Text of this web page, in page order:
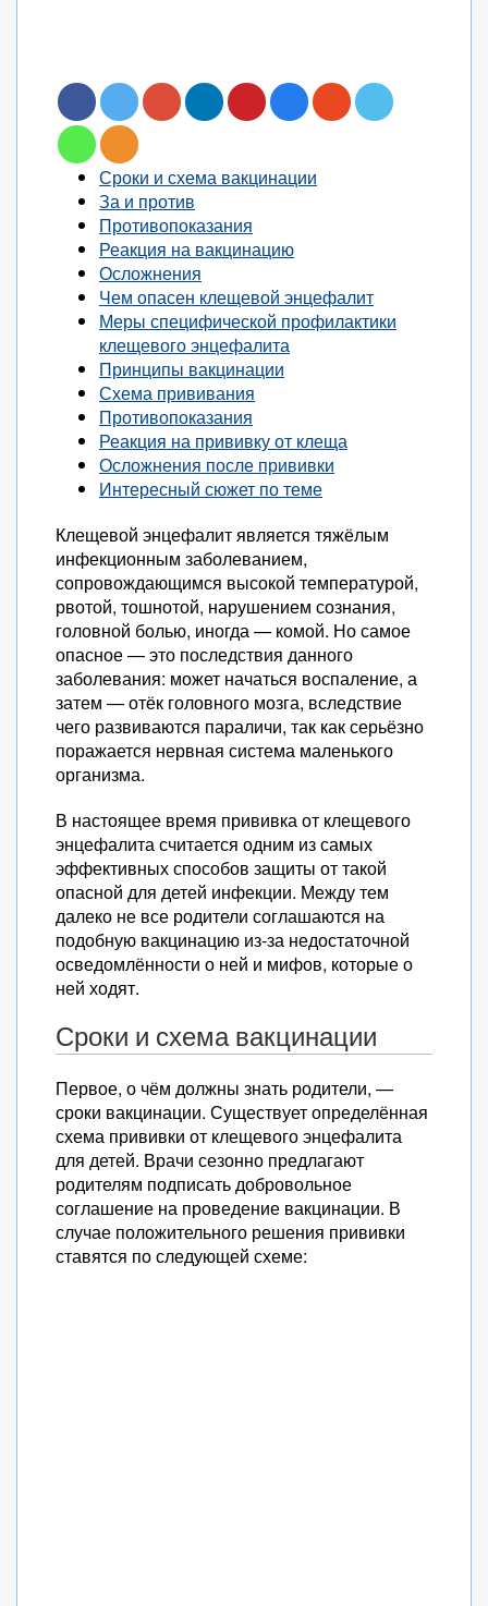
Сроки и схема вакцинации
За и против
Противопоказания
Реакция на вакцинацию
Осложнения
Чем опасен клещевой энцефалит
Меры специфической профилактики
клещевого энцефалита
Принципы вакцинации
Схема прививания
Противопоказания
Реакция на прививку от клеща
Осложнения после прививки
Интересный сюжет по теме
Клещевой энцефалит является тяжёлым
инфекционным заболеванием,
сопровождающимся высокой температурой,
рвотой, тошнотой, нарушением сознания,
головной болью, иногда — комой. Но самое
опасное — это последствия данного
заболевания: может начаться воспаление, а
затем — отёк головного мозга, вследствие
чего развиваются параличи, так как серьёзно
поражается нервная система маленького
организма.
В настоящее время прививка от клещевого
энцефалита считается одним из самых
эффективных способов защиты от такой
опасной для детей инфекции. Между тем
далеко не все родители соглашаются на
подобную вакцинацию из-за недостаточной
осведомлённости о ней и мифов, которые о
ней ходят.
Сроки и схема вакцинации
Первое, о чём должны знать родители, —
сроки вакцинации. Существует определённая
схема прививки от клещевого энцефалита
для детей. Врачи сезонно предлагают
родителям подписать добровольное
соглашение на проведение вакцинации. В
случае положительного решения прививки
ставятся по следующей схеме: